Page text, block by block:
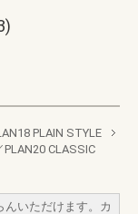
PLAIN STYLE
PLAN20 CLASSIC
んいただけます。カ